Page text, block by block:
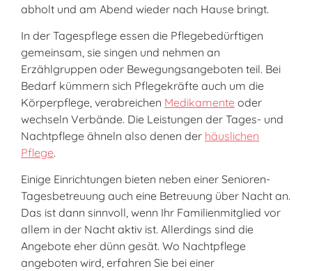
abholt und am Abend wieder nach Hause bringt.
In der Tagespflege essen die Pflegebedürftigen
gemeinsam, sie singen und nehmen an
Erzählgruppen oder Bewegungsangeboten teil. Bei
Bedarf kümmern sich Pflegekräfte auch um die
Körperpflege, verabreichen Medikamente oder
wechseln Verbände. Die Leistungen der Tages- und
Nachtpflege ähneln also denen der häuslichen
Pflege.
Einige Einrichtungen bieten neben einer Senioren-
Tagesbetreuung auch eine Betreuung über Nacht an.
Das ist dann sinnvoll, wenn Ihr Familienmitglied vor
allem in der Nacht aktiv ist. Allerdings sind die
Angebote eher dünn gesät. Wo Nachtpflege
angeboten wird, erfahren Sie bei einer